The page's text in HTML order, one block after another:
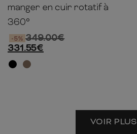
manger en cuir rotatif à
360°
349.00€
-5%
331.55€
VOIR PLUS